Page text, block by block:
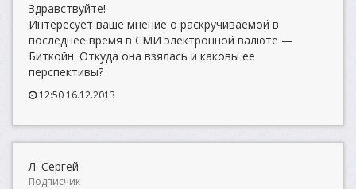
Здравствуйте!
Интересует ваше мнение о раскручиваемой в
последнее время в СМИ электронной валюте —
Биткойн. Откуда она взялась и каковы ее
перспективы?
12:50 16.12.2013
Л. Сергей
Подписчик